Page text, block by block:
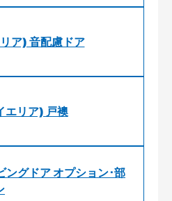
ア) 音配慮ドア
リア) 戸襖
グドア オプション･部